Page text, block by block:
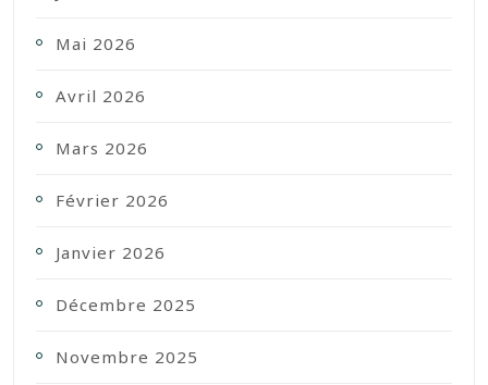
Mai 2026
Avril 2026
Mars 2026
Février 2026
Janvier 2026
Décembre 2025
Novembre 2025